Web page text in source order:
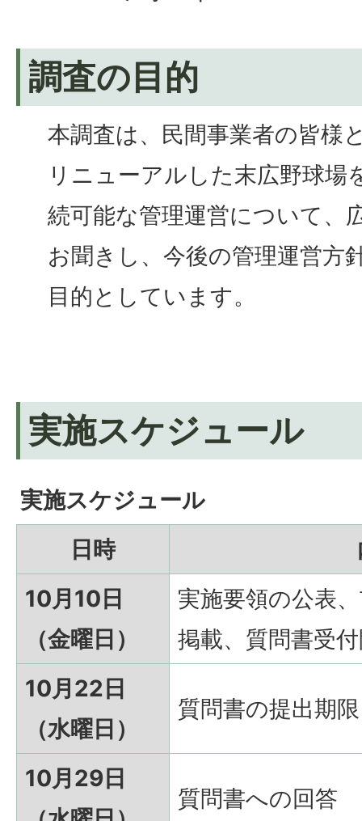
調査の目的
本調査は、民間事業者の皆様
リニューアルした末広野球場
続可能な管理運営について、
お聞きし、今後の管理運営方
目的としています。
実施スケジュール
実施スケジュール
日時
10月10日
（金曜日）
実施要領の公表
掲載、質問書受
10月22日
（水曜日）
質問書の提出期
10月29日
質問書への回答